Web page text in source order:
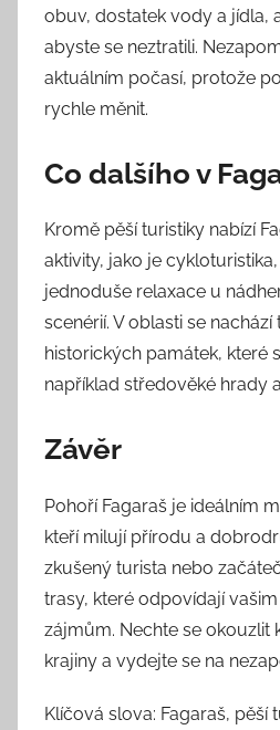
obuv, dostatek vody a jídla,
abyste se neztratili.
aktuálním počasí, protože
rychle měnit.
Co dalšího v
Kromě pěší turistiky nabízí
aktivity, jako je
jednoduše relaxace u
scenérií. V oblasti se nachází
historických památek, které
například středověké hrady
Závěr
Pohoří Fagaraš je ideálním
kteří milují přírodu a
zkušený turista nebo
trasy, které odpovídají
zájmům. Nechte se okouzlit
krajiny a vydejte se na
Klíčová slova: Fagaraš, pěší